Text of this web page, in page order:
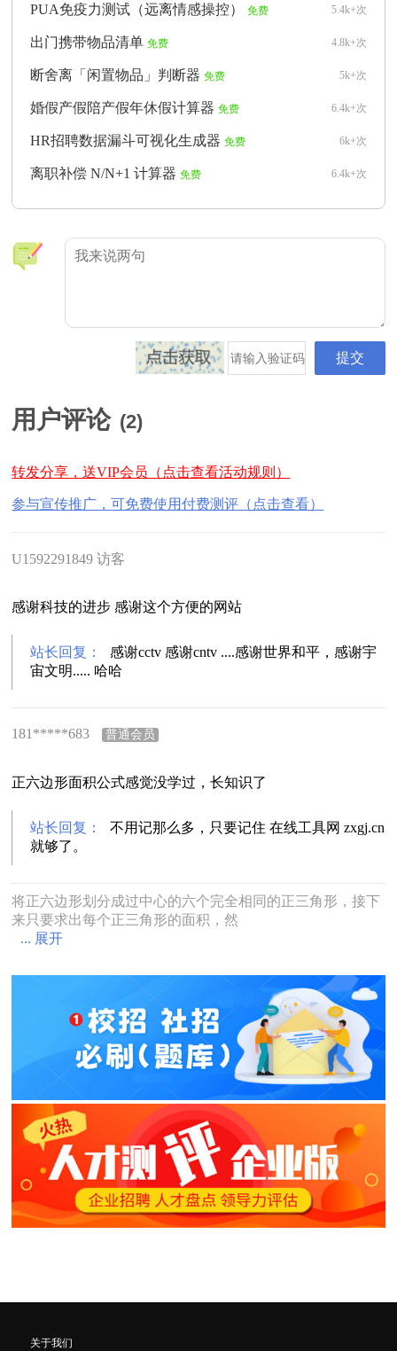
5.4k+次
PUA免疫力测试（远离情感操控） 免费
4.8k+次
出门携带物品清单 免费
5k+次
断舍离「闲置物品」判断器 免费
6.4k+次
婚假产假陪产假年休假计算器 免费
6k+次
HR招聘数据漏斗可视化生成器 免费
6.4k+次
离职补偿 N/N+1 计算器 免费
用户评论 (2)
转发分享，送VIP会员（点击查看活动规则）
参与宣传推广，可免费使用付费测评（点击查看）
U1592291849 访客
感谢科技的进步 感谢这个方便的网站
站长回复：
感谢cctv 感谢cntv ....感谢世界和平，感谢宇
宙文明..... 哈哈
181*****683 普通会员
正六边形面积公式感觉没学过，长知识了
站长回复：
不用记那么多，只要记住 在线工具网 zxgj.cn
就够了。
将正六边形划分成过中心的六个完全相同的正三角形，接下
来只要求出每个正三角形的面积，然
... 展开
关于我们